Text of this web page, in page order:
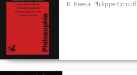
R. Breeur, Philippe Corcuff